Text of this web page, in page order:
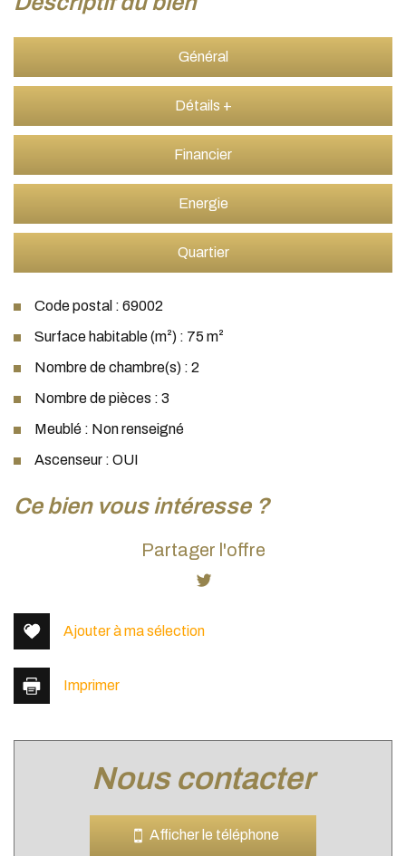
Général
Détails +
Financier
Energie
Quartier
Code postal : 69002
Surface habitable (m²) : 75 m²
Nombre de chambre(s) : 2
Nombre de pièces : 3
Meublé : Non renseigné
Ascenseur : OUI
la ville de lyon (69002)
Leaflet |©JawgMaps|© OpenStreetMap
ce bien vous intéresse ?
Partager l'offre
Ajouter à ma sélection
Imprimer
nous contacter
Afficher le téléphone